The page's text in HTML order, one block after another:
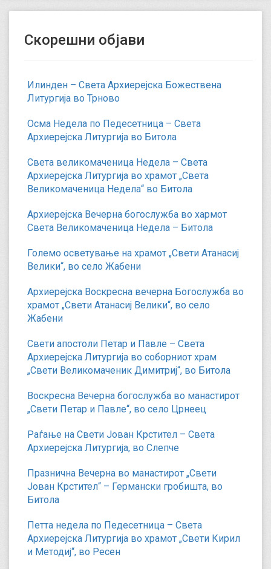
Скорешни објави
Илинден – Света Архиерејска Божествена
Литургија во Трново
Осма Недела по Педесетница – Света
Архиерејска Литургија во Битола
Света великомаченица Недела – Света
Архиерејска Литургија во храмот „Света
Великомаченица Недела“ во Битола
Архиерејска Вечерна богослужба во хармот
Света Великомаченица Недела – Битола
Големо осветување на храмот „Свети Атанасиј
Велики“, во село Жабени
Архиерејска Воскресна вечерна Богослужба во
храмот „Свети Атанасиј Велики“, во село
Жабени
Свети апостоли Петар и Павле – Света
Архиерејска Литургија во соборниот храм
„Свети Великомаченик Димитриј“, во Битола
Воскресна Вечерна богослужба во манастирот
„Свети Петар и Павле“, во село Црнеец
Раѓање на Свети Јован Крстител – Света
Архиерејска Литургија, во Слепче
Празнична Вечерна во манастирот „Свети
Јован Крстител“ – Германски гробишта, во
Битола
Петта недела по Педесетница – Света
Архиерејска Литургија во храмот „Свети Кирил
и Методиј“, во Ресен